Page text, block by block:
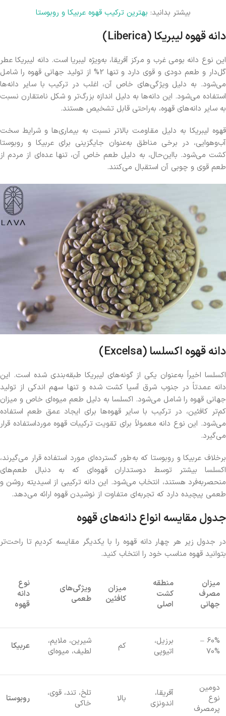
بیشتر بدانید: بهترین ترکیب قهوه عربیکا و روبوستا
دانه قهوه لیبریکا (Liberica)
این نوع دانه بومی غرب و مرکز آفریقا، به‌ویژه لیبریا است. دانه لیبریکا عطر
گل‌دار و طعم دودی و قوی دارد و تنها 2% از تولید جهانی قهوه را شامل
می‌شود. به دلیل ویژگی‌های خاص آن، اغلب در ترکیب با سایر دانه‌ها
استفاده می‌شود. این دانه‌ها به دلیل اندازه بزرگ‌تر و شکل نامتقارن نسبت
به سایر دانه‌های قهوه، به‌راحتی قابل تشخیص هستند.
قهوه لیبریکا به دلیل مقاومت بالاتر نسبت به بیماری‌ها و شرایط سخت
آب‌وهوایی، در برخی مناطق به‌عنوان جایگزینی برای عربیکا و روبوستا
کشت می‌شود. بااین‌حال، به دلیل طعم خاص آن، تنها عده‌ای از مردم از
طعم قوی و چوبی آن استقبال می‌کنند.
دانه قهوه اکسلسا (Excelsa)
اکسلسا اخیراً به‌عنوان یکی از گونه‌های لیبریکا طبقه‌بندی شده است. این
دانه عمدتاً در جنوب شرق آسیا کشت شده و تنها سهم اندکی از تولید
جهانی قهوه را شامل می‌شود. اکسلسا به دلیل طعم میوه‌ای خاص و میزان
کم‌تر کافئین، در ترکیب با سایر قهوه‌ها برای ایجاد عمق طعم استفاده
می‌شود. این نوع دانه معمولاً برای تقویت ترکیبات قهوه مورداستفاده قرار
می‌گیرد.
برخلاف عربیکا و روبوستا که به‌طور گسترده‌ای مورد استفاده قرار می‌گیرند،
اکسلسا بیشتر توسط دوستداران قهوه‌ای که به دنبال طعم‌های
منحصر‌به‌فرد هستند، انتخاب می‌شود. این دانه ترکیبی از اسیدیته روشن و
طعمی پیچیده دارد که تجربه‌ای متفاوت از نوشیدن قهوه ارائه می‌دهد.
جدول مقایسه انواع دانه‌های قهوه
در جدول زیر هر چهار دانه قهوه را با یکدیگر مقایسه کردیم تا راحت‌تر
بتوانید قهوه مناسب خود را انتخاب کنید.
میزان
مصرف
جهانی
منطقه
کشت
اصلی
میزان
کافئین
ویژگی‌های
طعمی
نوع
دانه
قهوه
60% –
70%
برزیل،
اتیوپی
کم
شیرین، ملایم،
لطیف، میوه‌ای
عربیکا
دومین
نوع
پرمصرف
آفریقا،
اندونزی
بالا
تلخ، تند، قوی،
خاکی
روبوستا